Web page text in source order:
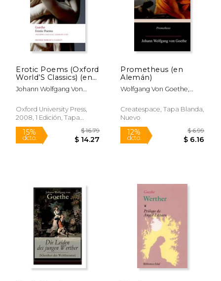
15%
dcto.
15%
dcto.
12%
dcto.
15%
dcto.
Erotic Poems (Oxford
World’S Classics) (en
Inglés)
Johann Wolfgang Von
Oxford University Press,
2008, 1 Edición, Tapa
Blanda, Nuevo
Prometheus (en
Alemán)
Wolfgang Von Goethe,
Createspace, Tapa Blanda,
Nuevo